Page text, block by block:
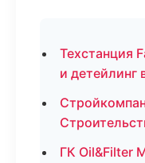
Техстанция
и детейлинг
ГК Oil&Filter